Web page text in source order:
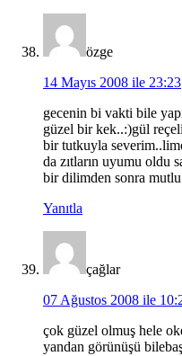
özge
14 Mayıs 2008 ile 23:23
gecenin bi vakti bile
güzel bir kek..:)gül
bir tutkuyla
da zıtların uyumu oldu
bir dilimden sonra
Yanıtla
çağlar
07 Ağustos 2008 ile
çok güzel olmuş hele
yandan görünüşü